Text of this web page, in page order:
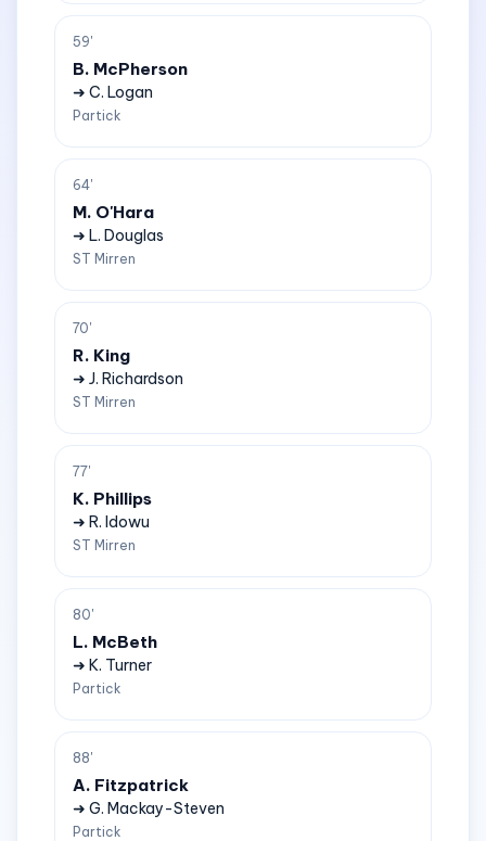
59'
B. McPherson
➜ C. Logan
Partick
64'
M. O'Hara
➜ L. Douglas
ST Mirren
70'
R. King
➜ J. Richardson
ST Mirren
77'
K. Phillips
➜ R. Idowu
ST Mirren
80'
L. McBeth
➜ K. Turner
Partick
88'
A. Fitzpatrick
➜ G. Mackay-Steven
Partick